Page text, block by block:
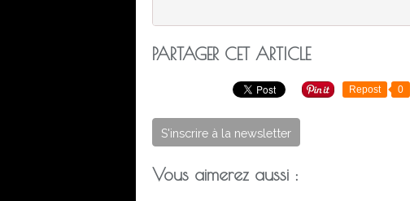
PARTAGER CET ARTICLE
Repost 0
S'inscrire à la newsletter
Vous aimerez aussi :